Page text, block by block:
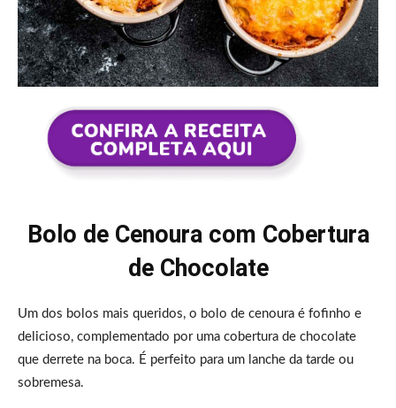
Bolo de Cenoura com Cobertura
de Chocolate
Um dos bolos mais queridos, o bolo de cenoura é fofinho e
delicioso, complementado por uma cobertura de chocolate
que derrete na boca. É perfeito para um lanche da tarde ou
sobremesa.